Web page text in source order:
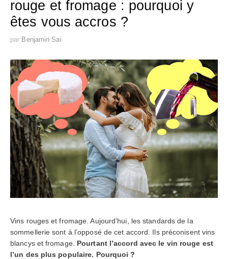
rouge et fromage : pourquoi y
êtes vous accros ?
par Benjamin Sai
Vins rouges et fromage. Aujourd’hui, les standards de la
sommellerie sont à l’opposé de cet accord. Ils préconisent vins
blancys et fromage. Pourtant l’accord avec le vin rouge est
l’un des plus populaire. Pourquoi ?